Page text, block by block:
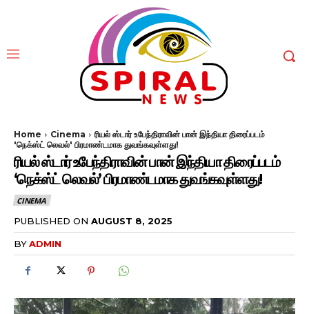
Home Cinema
ரியல் ஸ்டார் உபேந்திராவின் பான் இந்தியா திரைப்படம்
'நெக்ஸ்ட் லெவல்' பிரமாண்டமாக துவங்கவுள்ளது!
ரியல் ஸ்டார் உபேந்திராவின் பான் இந்தியா திரைப்படம்
‘நெக்ஸ்ட் லெவல்’ பிரமாண்டமாக துவங்கவுள்ளது!
CINEMA
PUBLISHED ON AUGUST 8, 2025
BYADMIN